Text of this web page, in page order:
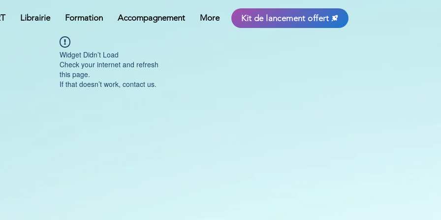
Librairie Formation Accompagnement More Kit de lancement offert
Widget Didn’t Load
Check your internet and refresh
this page.
If that doesn’t work, contact us.